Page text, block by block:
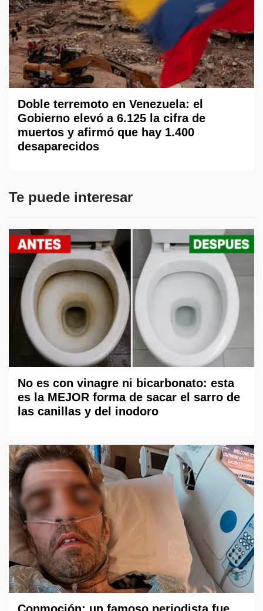
Doble terremoto en Venezuela: el
Gobierno elevó a 6.125 la cifra de
muertos y afirmó que hay 1.400
desaparecidos
Te puede interesar
No es con vinagre ni bicarbonato: esta
es la MEJOR forma de sacar el sarro de
las canillas y del inodoro